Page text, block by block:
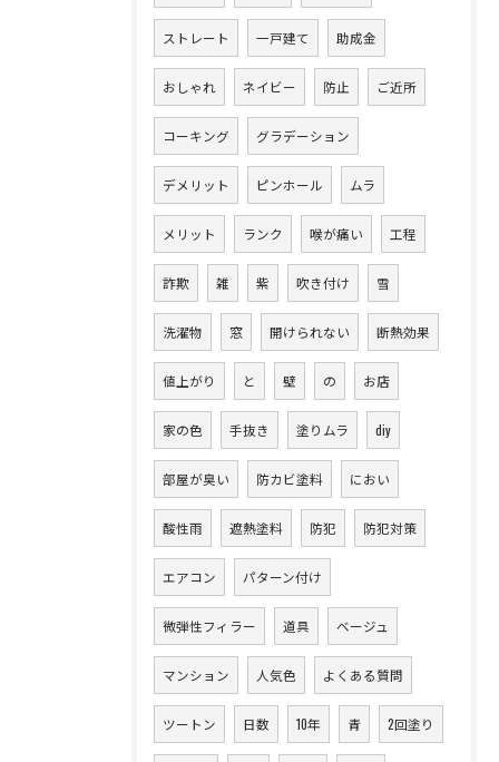
ストレート 一戸建て 助成金
おしゃれ ネイビー 防止 ご近所
コーキング グラデーション
デメリット ピンホール ムラ
メリット ランク 喉が痛い 工程
詐欺 雑 紫 吹き付け 雪
洗濯物 窓 開けられない 断熱効果
値上がり と 壁 の お店
家の色 手抜き 塗りムラ diy
部屋が臭い 防カビ塗料 におい
酸性雨 遮熱塗料 防犯 防犯対策
エアコン パターン付け
微弾性フィラー 道具 ベージュ
マンション 人気色 よくある質問
ツートン 日数 10年 青 2回塗り